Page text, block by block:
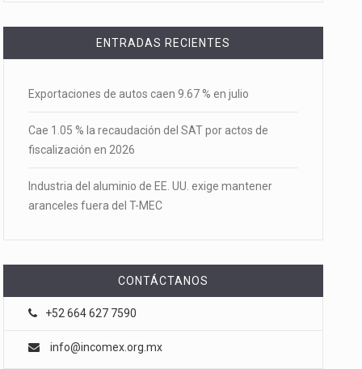
ENTRADAS RECIENTES
Exportaciones de autos caen 9.67 % en julio
Cae 1.05 % la recaudación del SAT por actos de
fiscalización en 2026
Industria del aluminio de EE. UU. exige mantener
aranceles fuera del T-MEC
CONTÁCTANOS
+52 664 627 7590
info@incomex.org.mx